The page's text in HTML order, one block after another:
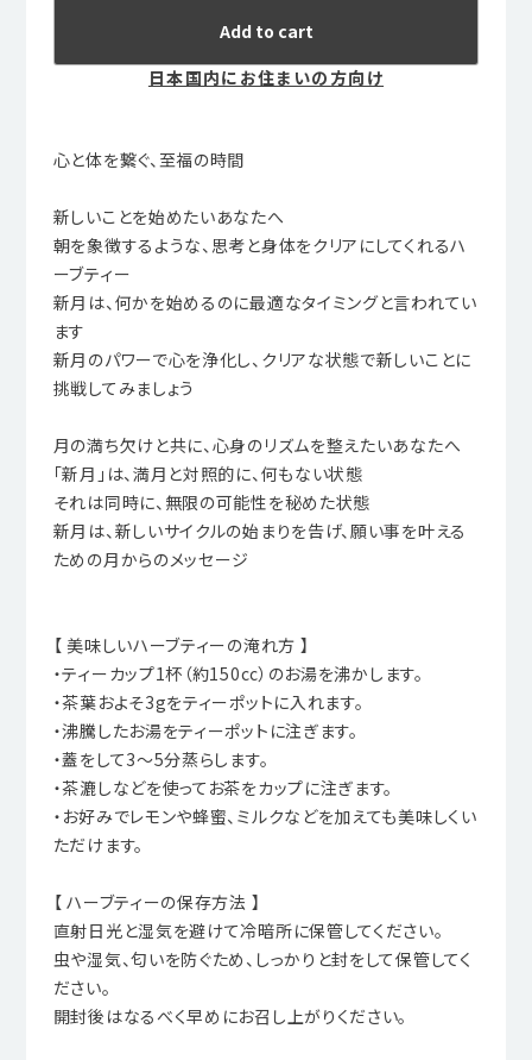
Add to cart
日本国内にお住まいの方向け
心と体を繋ぐ、至福の時間
新しいことを始めたいあなたへ
朝を象徴するような、思考と身体をクリアにしてくれるハ
ーブティー
新月は、何かを始めるのに最適なタイミングと言われてい
ます
新月のパワーで心を浄化し、クリアな状態で新しいことに
挑戦してみましょう
月の満ち欠けと共に、心身のリズムを整えたいあなたへ
「新月」は、満月と対照的に、何もない状態
それは同時に、無限の可能性を秘めた状態
新月は、新しいサイクルの始まりを告げ、願い事を叶える
ための月からのメッセージ
【 美味しいハーブティーの淹れ方 】
・ティーカップ1杯（約150cc）のお湯を沸かします。
・茶葉およそ3gをティーポットに入れます。
・沸騰したお湯をティーポットに注ぎます。
・蓋をして3～5分蒸らします。
・茶漉しなどを使ってお茶をカップに注ぎます。
・お好みでレモンや蜂蜜、ミルクなどを加えても美味しくい
ただけます。
【 ハーブティーの保存方法 】
直射日光と湿気を避けて冷暗所に保管してください。
虫や湿気、匂いを防ぐため、しっかりと封をして保管してく
ださい。
開封後はなるべく早めにお召し上がりください。